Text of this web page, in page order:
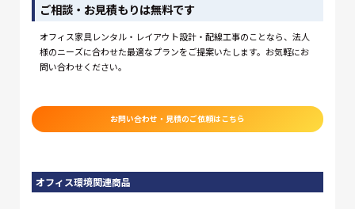
ご相談・お見積もりは無料です
オフィス家具レンタル・レイアウト設計・配線工事のことなら、法人
様のニーズに合わせた最適なプランをご提案いたします。お気軽にお
問い合わせください。
お問い合わせ・見積のご依頼はこちら
オフィス環境関連商品